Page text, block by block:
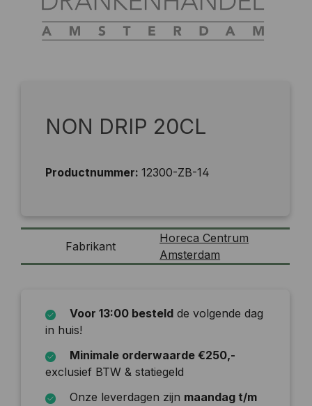
NON DRIP 20CL
Productnummer: 12300-ZB-14
Fabrikant
Horeca Centrum
Amsterdam
Voor 13:00 besteld de volgende dag
in huis!
Minimale orderwaarde €250,-
exclusief BTW & statiegeld
Onze leverdagen zijn maandag t/m